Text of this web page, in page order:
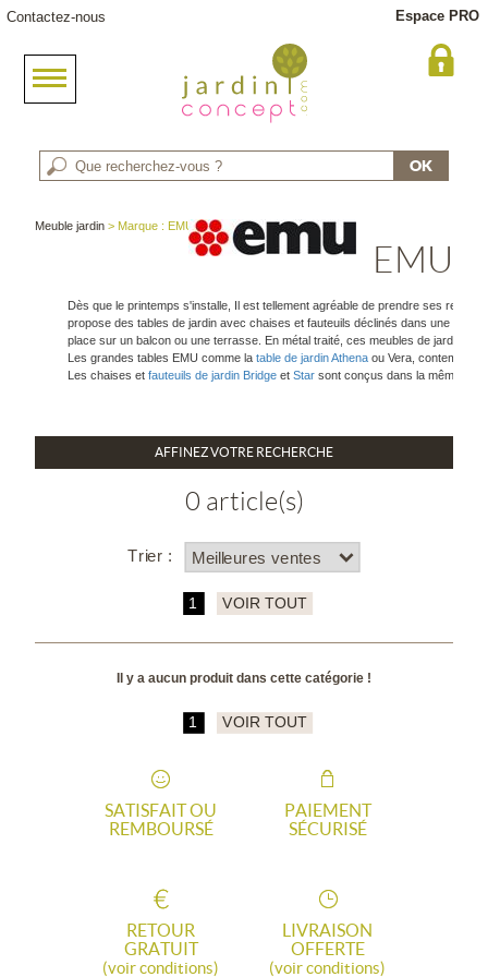
Contactez-nous Espace PRO
Meuble jardin > Marque : EMU
EMU
Dès que le printemps s'installe, Il est tellement agréable de prendre ses repas
propose des tables de jardin avec chaises et fauteuils déclinés dans une
place sur un balcon ou une terrasse. En métal traité, ces meubles de jardin
Les grandes tables EMU comme latable de jardin Athena ou Vera,
Les chaises et fauteuils de jardin Bridge etStar sont conçus dans la même
AFFINEZ VOTRE RECHERCHE
0 article(s)
Trier :
1 VOIR TOUT
Il y a aucun produit dans cette catégorie !
1 VOIR TOUT
SATISFAIT OU
REMBOURSÉ
PAIEMENT
SÉCURISÉ
RETOUR
GRATUIT
(voir conditions)
LIVRAISON
OFFERTE
(voir conditions)